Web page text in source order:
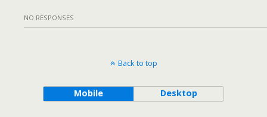
NO RESPONSES
Back to top
Mobile Desktop